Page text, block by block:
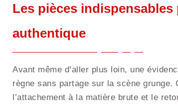
Les pièces
authentique
Avant même d’aller plus loin, une
règne sans partage sur la scène grunge.
l’attachement à la matière brute et le